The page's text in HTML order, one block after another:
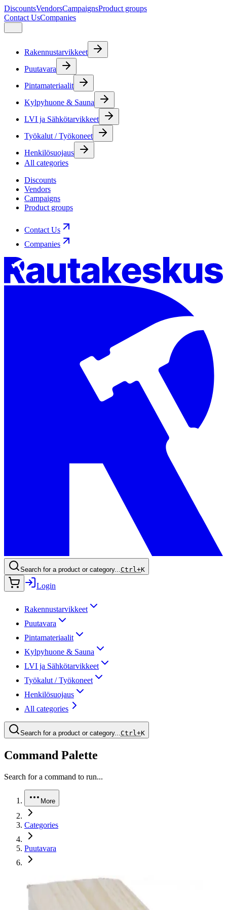
DiscountsVendorsCampaignsProduct groups
Contact UsCompanies
Rakennustarvikkeet
Puutavara
Pintamateriaalit
Kylpyhuone & Sauna
LVI ja Sähkötarvikkeet
Työkalut / Työkoneet
Henkilösuojaus
All categories
Discounts
Vendors
Campaigns
Product groups
Contact Us
Companies
Search for a product or category...Ctrl+K
Login
Rakennustarvikkeet
Puutavara
Pintamateriaalit
Kylpyhuone & Sauna
LVI ja Sähkötarvikkeet
Työkalut / Työkoneet
Henkilösuojaus
All categories
Search for a product or category...Ctrl+K
Command Palette
Search for a command to run...
More
Categories
Puutavara